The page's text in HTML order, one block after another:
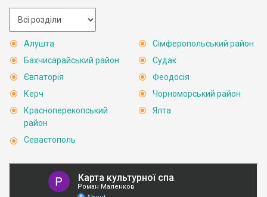
Алушта
Бахчисарайський район
Євпаторія
Керч
Красноперекопський
район
Севастополь
Сімферопольський район
Судак
Феодосія
Чорноморський район
Ялта